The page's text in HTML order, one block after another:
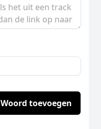
Woord toevoegen